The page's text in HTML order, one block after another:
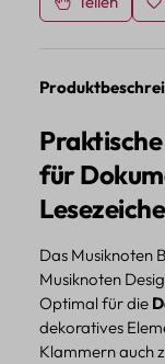
für
Das Musiknoten
Musiknoten
Optimal für die
dekoratives
Klammern auch